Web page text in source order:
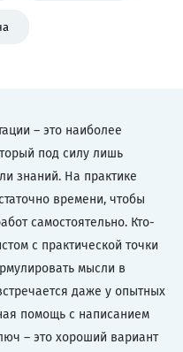
– это наиболее
под силу лишь
знаний. На практике
времени, чтобы
самостоятельно. Кто-
с практической точки
мысли в
даже у опытных
помощь с написанием
– это хороший вариант